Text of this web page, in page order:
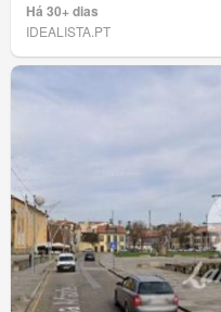
Há 30+ dias
IDEALISTA.PT